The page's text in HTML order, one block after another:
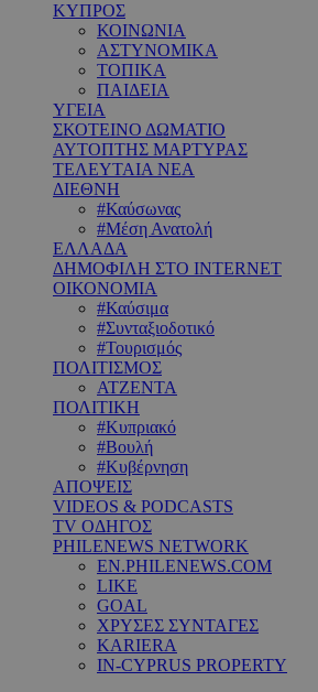
ΚΥΠΡΟΣ
ΚΟΙΝΩΝΙΑ
ΑΣΤΥΝΟΜΙΚΑ
ΤΟΠΙΚΑ
ΠΑΙΔΕΙΑ
ΥΓΕΙΑ
ΣΚΟΤΕΙΝΟ ΔΩΜΑΤΙΟ
ΑΥΤΟΠΤΗΣ ΜΑΡΤΥΡΑΣ
ΤΕΛΕΥΤΑΙΑ ΝΕΑ
ΔΙΕΘΝΗ
#Καύσωνας
#Μέση Ανατολή
ΕΛΛΑΔΑ
ΔΗΜΟΦΙΛΗ ΣΤΟ INTERNET
ΟΙΚΟΝΟΜΙΑ
#Καύσιμα
#Συνταξιοδοτικό
#Τουρισμός
ΠΟΛΙΤΙΣΜΟΣ
ΑΤΖΕΝΤΑ
ΠΟΛΙΤΙΚΗ
#Κυπριακό
#Βουλή
#Κυβέρνηση
ΑΠΟΨΕΙΣ
VIDEOS & PODCASTS
TV ΟΔΗΓΟΣ
PHILENEWS NETWORK
EN.PHILENEWS.COM
LIKE
GOAL
ΧΡΥΣΕΣ ΣΥΝΤΑΓΕΣ
KARIERA
IN-CYPRUS PROPERTY